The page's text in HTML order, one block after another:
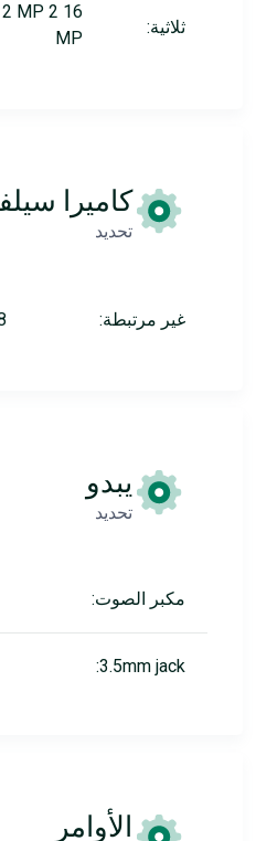
ثلاثية:
2 MP 2
MP
كاميرا
تحديد
غير مرتبطة: 1/4"
يبدو
تحديد
مكبر الصوت:
3.5mm jack:
الأوامر